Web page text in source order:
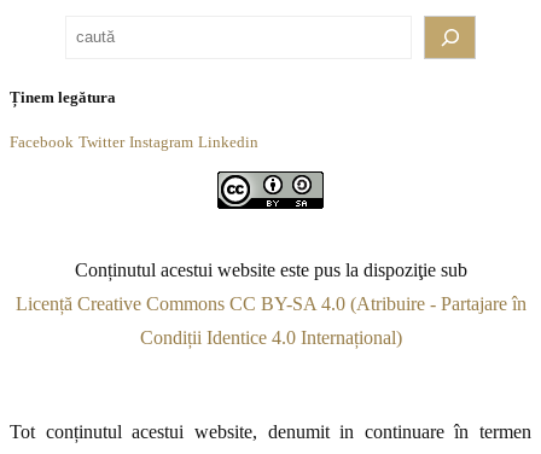
Ținem legătura
Facebook Twitter Instagram Linkedin
Conținutul acestui website este pus la dispoziţie sub
Licență Creative Commons CC BY-SA 4.0 (Atribuire - Partajare în
Condiții Identice 4.0 Internațional)
Tot conținutul acestui website, denumit in continuare în termen